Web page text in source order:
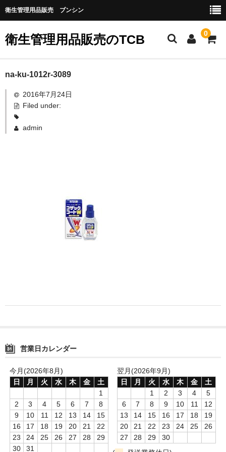
衛生管理用品販売 ブンシン
衛生管理用品販売のTCB 0
お勧め商品
医薬品
作業場所の衛生管理
作業時につかうもの
スタジオ用品
お問い合わせ
特商法にもとづく表記
カート
na-ku-1012r-3089
2016年7月24日
Filed under:
admin
営業日カレンダー
今月(2026年8月)
日
月 火 水 木 金
土
1
2
3 4 5 6 7
8
9
10 11 12 13 14
15
16
17 18 19 20 21
22
23
24 25 26 27 28
29
30
31
翌月(2026年9月)
日
月 火 水 木 金
土
1
2 3 4
5
6
7 8 9 10 11
12
13
14 15 16 17 18
19
20
21 22 23 24 25
26
27
28 29
30